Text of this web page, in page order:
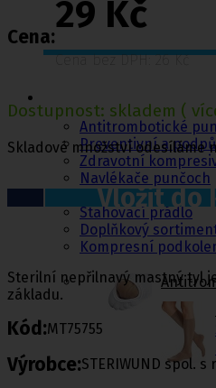
Antitrombotické
Preventivní a
Zdravotní
Navlékače punčoch
Zdravotní ponožky
Stahovací prádlo
Doplňkový
Kompresní
Cena:
29 Kč
Cena bez DPH: 26 Kč
Dostupnost: skladem (
Skladové množství odesíláme
Vložit do
Sterilní nepřilnavý mastný tyl
základu.
Kód:MT75755
Výrobce:STERIWUND spol. s